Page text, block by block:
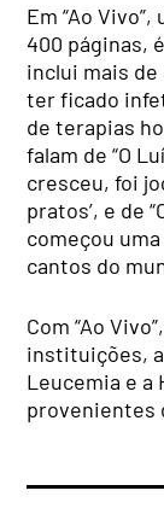
Em “Ao
400 páginas,
inclui mais de
ter ficado
de terapias
falam de “O
cresceu, foi
pratos’, e de
começou
cantos do
Com “Ao
instituições,
Leucemia e a
provenientes